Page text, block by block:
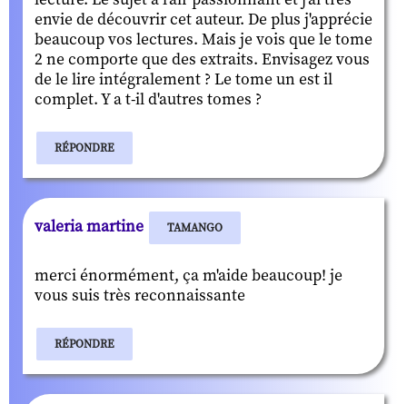
envie de découvrir cet auteur. De plus j'apprécie
beaucoup vos lectures. Mais je vois que le tome
2 ne comporte que des extraits. Envisagez vous
de le lire intégralement ? Le tome un est il
complet. Y a t-il d'autres tomes ?
RÉPONDRE
valeria martine TAMANGO
merci énormément, ça m'aide beaucoup! je
vous suis très reconnaissante
RÉPONDRE